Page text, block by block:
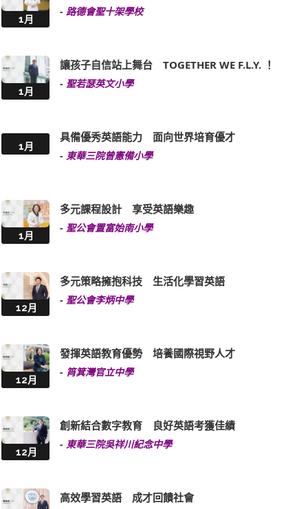
1月
- 路德會聖十架學校
1月
讓孩子自信站上舞台 TOGETHER WE F.L.Y. ！
- 聖若瑟英文小學
1月
具備優秀英語能力 面向世界培育優才
- 東華三院曾憲備小學
1月
多元課程設計 享受英語樂趣
- 聖公會置富始南小學
12月
多元策略擁抱科技 生活化學習英語
- 聖公會李炳中學
12月
發揮英語教育優勢 培養國際視野人才
- 筲箕灣官立中學
12月
創新結合數字教育 良好英語考獲佳績
- 東華三院吳祥川紀念中學
高效學習英語 成才回饋社會